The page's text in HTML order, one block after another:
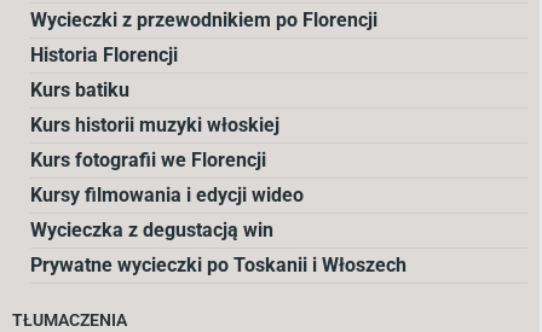
Wycieczki z przewodnikiem po Florencji
Historia Florencji
Kurs batiku
Kurs historii muzyki włoskiej
Kurs fotografii we Florencji
Kursy filmowania i edycji wideo
Wycieczka z degustacją win
Prywatne wycieczki po Toskanii i Włoszech
TŁUMACZENIA